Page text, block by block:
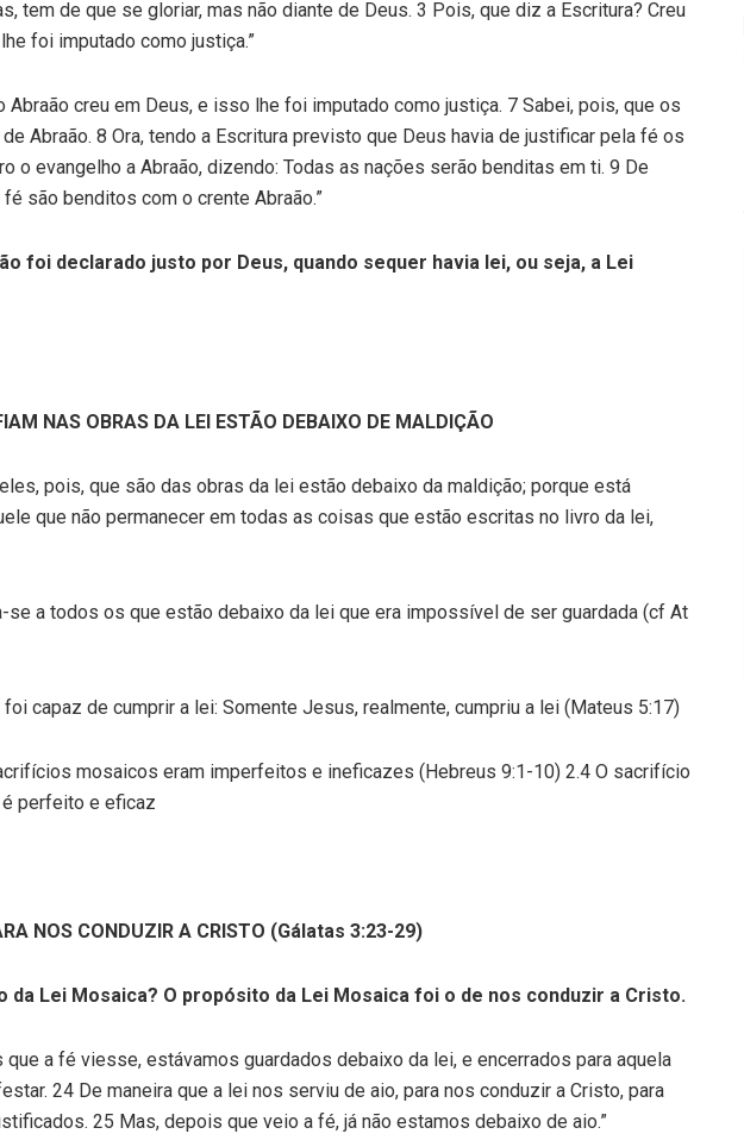
tem de que se gloriar, mas não diante de Deus. 3 Pois, que diz a Escritura? Creu
foi imputado como justiça.”
Abraão creu em Deus, e isso lhe foi imputado como justiça. 7 Sabei, pois, que os
Abraão. 8 Ora, tendo a Escritura previsto que Deus havia de justificar pela fé os
o evangelho a Abraão, dizendo: Todas as nações serão benditas em ti. 9 De
são benditos com o crente Abraão.”
foi declarado justo por Deus, quando sequer havia lei, ou seja, a Lei
NAS OBRAS DA LEI ESTÃO DEBAIXO DE MALDIÇÃO
pois, que são das obras da lei estão debaixo da maldição; porque está
que não permanecer em todas as coisas que estão escritas no livro da lei,
se a todos os que estão debaixo da lei que era impossível de ser guardada (cf At
foi capaz de cumprir a lei: Somente Jesus, realmente, cumpriu a lei (Mateus 5:17)
mosaicos eram imperfeitos e ineficazes (Hebreus 9:1-10) 2.4 O sacrifício
perfeito e eficaz
NOS CONDUZIR A CRISTO (Gálatas 3:23-29)
da Lei Mosaica? O propósito da Lei Mosaica foi o de nos conduzir a Cristo.
que a fé viesse, estávamos guardados debaixo da lei, e encerrados para aquela
24 De maneira que a lei nos serviu de aio, para nos conduzir a Cristo, para
25 Mas, depois que veio a fé, já não estamos debaixo de aio.”